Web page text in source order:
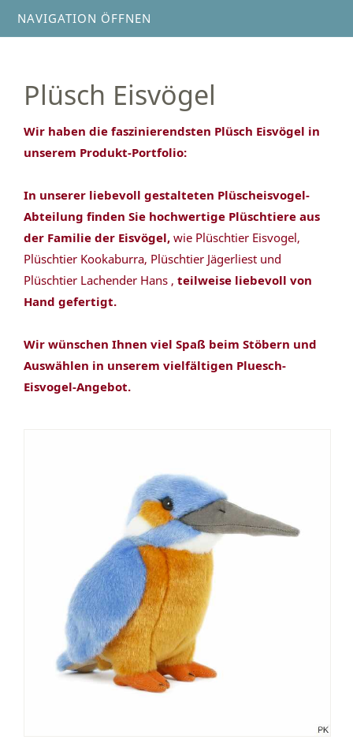
NAVIGATION ÖFFNEN
Plüsch Eisvögel
Wir haben die faszinierendsten Plüsch Eisvögel in
unserem Produkt-Portfolio:
In unserer liebevoll gestalteten Plüscheisvogel-
Abteilung finden Sie hochwertige Plüschtiere aus
der Familie der Eisvögel, wie Plüschtier Eisvogel,
Plüschtier Kookaburra, Plüschtier Jägerliest und
Plüschtier Lachender Hans , teilweise liebevoll von
Hand gefertigt.
Wir wünschen Ihnen viel Spaß beim Stöbern und
Auswählen in unserem vielfältigen Pluesch-
Eisvogel-Angebot.